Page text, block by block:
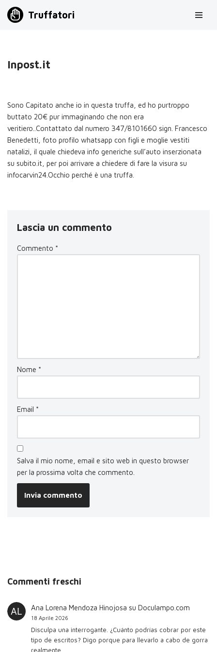
Truffatori
Inpost.it
Sono Capitato anche io in questa truffa, ed ho purtroppo
buttato 20€ pur immaginando che non era
veritiero..Contattato dal numero 347/8101660 sign. Francesco
Benedetti, foto profilo whatsapp con figli e moglie vestiti
natalizi, il quale chiedeva info generiche sull’auto inserzionata
su subito.it, per poi arrivare a chiedere di fare la visura su
infocarvin24.Occhio perché è una truffa.
Lascia un commento
Commento *
Nome *
Email *
Salva il mio nome, email e sito web in questo browser
per la prossima volta che commento.
Commenti freschi
Ana Lorena Mendoza Hinojosa su Doculampo.com
18 Aprile 2026
Disculpa una interrogante. ¿Cuánto podrías cobrar por este
tipo de escritos? Digo porque para llevarlo a cabo de gorra
realmente…